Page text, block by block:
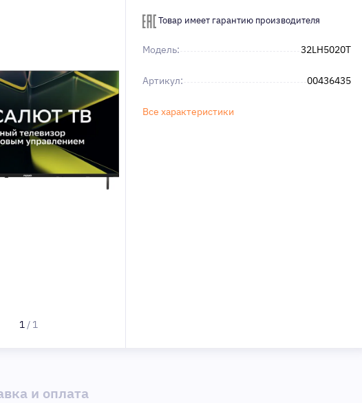
1/ 1
Товар имеет гарантию производителя
Модель: 32LH5020T
Артикул: 00436435
Все характеристики
и оплата